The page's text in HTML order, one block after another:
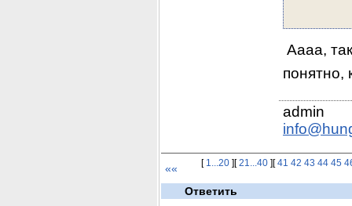
Аааа,
понятно,
«« [ 1...20][21...40][41 42 43 44 45
Ответить